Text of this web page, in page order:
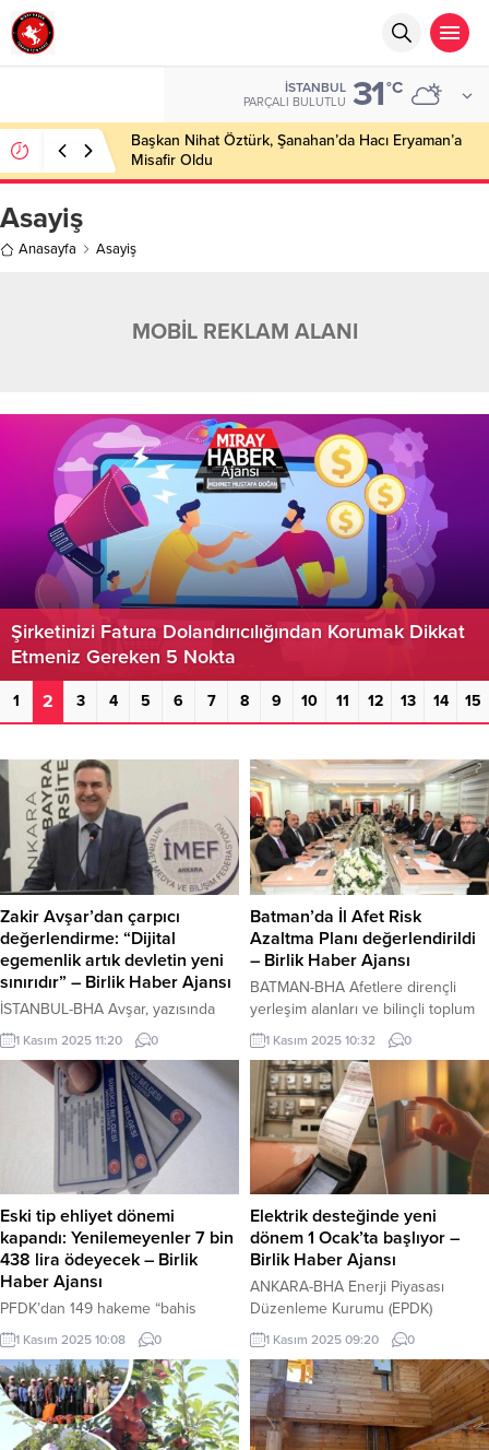
İSTANBUL
PARÇALI BULUTLU 31°C
Başkan Nihat Öztürk, Şanahan’da Hacı Eryaman’a
Misafir Oldu
Asayiş
Anasayfa Asayiş
MOBİL REKLAM ALANI
Şirketinizi Fatura Dolandırıcılığından Korumak Dikkat
Etmeniz Gereken 5 Nokta
1 2 3 4 5 6 7 8 9 10 11 12 13 14 15
Zakir Avşar’dan çarpıcı
değerlendirme: “Dijital
egemenlik artık devletin yeni
sınırıdır” – Birlik Haber Ajansı
İSTANBUL-BHA Avşar, yazısında
veri güvenliğinin artık yalnızca
teknik bir mesele değil, doğrudan
milli güvenlik ve egemenlik konusu
olduğunu vurguladı. Kamu
kurumlarının elinde bulunan dijital
verilerin, çağdaş devlet yapısında
“egemenliğin dijital izdüşümü”
hâline geldiğini belirten Avşar, şu
ifadeleri kullandı: “Kamu
kurumlarına ait verilerin yabancı
yazılım altyapılarına aktarılması, idari
kolaylık ya...
1 Kasım 2025 11:20 0
Batman’da İl Afet Risk
Azaltma Planı değerlendirildi
– Birlik Haber Ajansı
BATMAN-BHA Afetlere dirençli
yerleşim alanları ve bilinçli toplum
hedefiyle yürütülen toplantıda,
2021 yılında hazırlanan ve 2022
itibarıyla uygulamaya alınan İRAP
çerçevesinde kent genelinde
yürütülen çalışmalar masaya
yatırıldı. Toplantıda; sel, taşkın,
deprem gibi doğal afetlerin yanı
sıra teknolojik ve insan kaynaklı
risklerin azaltılması için sürdürülen
ve planlanan faaliyetler
değerlendirildi. Ayrıca, kentsel...
1 Kasım 2025 10:32 0
Eski tip ehliyet dönemi
kapandı: Yenilemeyenler 7 bin
438 lira ödeyecek – Birlik
Haber Ajansı
PFDK’dan 149 hakeme “bahis
oynama” nedeniyle men cezası
İçeriği Görüntüle ANKARA-BHA
Yeni tip ehliyet uygulaması 2016’da
başlamış, vatandaşların mağdur
olmaması için son tarih tam dört
kez uzatılmıştı. Ancak bu kez süre
1 Kasım 2025 10:08 0
Elektrik desteğinde yeni
dönem 1 Ocak’ta başlıyor –
Birlik Haber Ajansı
ANKARA-BHA Enerji Piyasası
Düzenleme Kurumu (EPDK)
tarafından hazırlanan yeni
düzenleme ile enerji kaynaklarının
verimli kullanılması ve desteklerin
daha adil dağıtılması hedefleniyor.
Destek limiti güncellendi Yeni
uygulamaya göre, yıllık 4 bin
1 Kasım 2025 09:20 0